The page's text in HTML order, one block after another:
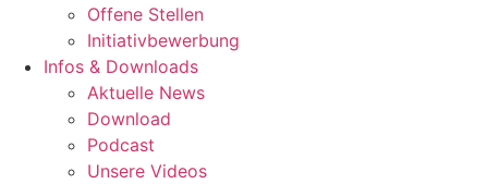
Offene Stellen
Initiativbewerbung
Infos & Downloads
Aktuelle News
Download
Podcast
Unsere Videos